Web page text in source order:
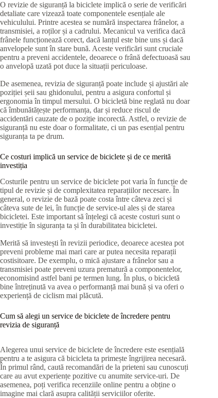
O revizie de siguranță la biciclete implică o serie de verificări
detaliate care vizează toate componentele esențiale ale
vehiculului. Printre acestea se numără inspectarea frânelor, a
transmisiei, a roților și a cadrului. Mecanicul va verifica dacă
frânele funcționează corect, dacă lanțul este bine uns și dacă
anvelopele sunt în stare bună. Aceste verificări sunt cruciale
pentru a preveni accidentele, deoarece o frână defectuoasă sau
o anvelopă uzată pot duce la situații periculoase.
De asemenea, revizia de siguranță poate include și ajustări ale
poziției șeii sau ghidonului, pentru a asigura confortul și
ergonomia în timpul mersului. O bicicletă bine reglată nu doar
că îmbunătățește performanța, dar și reduce riscul de
accidentări cauzate de o poziție incorectă. Astfel, o revizie de
siguranță nu este doar o formalitate, ci un pas esențial pentru
siguranța ta pe drum.
Ce costuri implică un service de biciclete și de ce merită
investiția
Costurile pentru un service de biciclete pot varia în funcție de
tipul de revizie și de complexitatea reparațiilor necesare. În
general, o revizie de bază poate costa între câteva zeci și
câteva sute de lei, în funcție de service-ul ales și de starea
bicicletei. Este important să înțelegi că aceste costuri sunt o
investiție în siguranța ta și în durabilitatea bicicletei.
Merită să investești în revizii periodice, deoarece acestea pot
preveni probleme mai mari care ar putea necesita reparații
costisitoare. De exemplu, o mică ajustare a frânelor sau a
transmisiei poate preveni uzura prematură a componentelor,
economisind astfel bani pe termen lung. În plus, o bicicletă
bine întreținută va avea o performanță mai bună și va oferi o
experiență de ciclism mai plăcută.
Cum să alegi un service de biciclete de încredere pentru
revizia de siguranță
Alegerea unui service de biciclete de încredere este esențială
pentru a te asigura că bicicleta ta primește îngrijirea necesară.
În primul rând, caută recomandări de la prieteni sau cunoscuți
care au avut experiențe pozitive cu anumite service-uri. De
asemenea, poți verifica recenziile online pentru a obține o
imagine mai clară asupra calității serviciilor oferite.